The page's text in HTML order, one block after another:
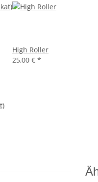
High Roller
25,00 € *